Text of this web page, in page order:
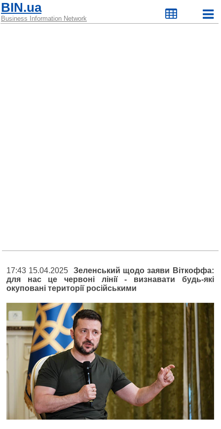
BIN.ua
Business Information Network
17:43 15.04.2025 Зеленський щодо заяви Віткоффа:
для нас це червоні лінії - визнавати будь-які
окуповані території російськими